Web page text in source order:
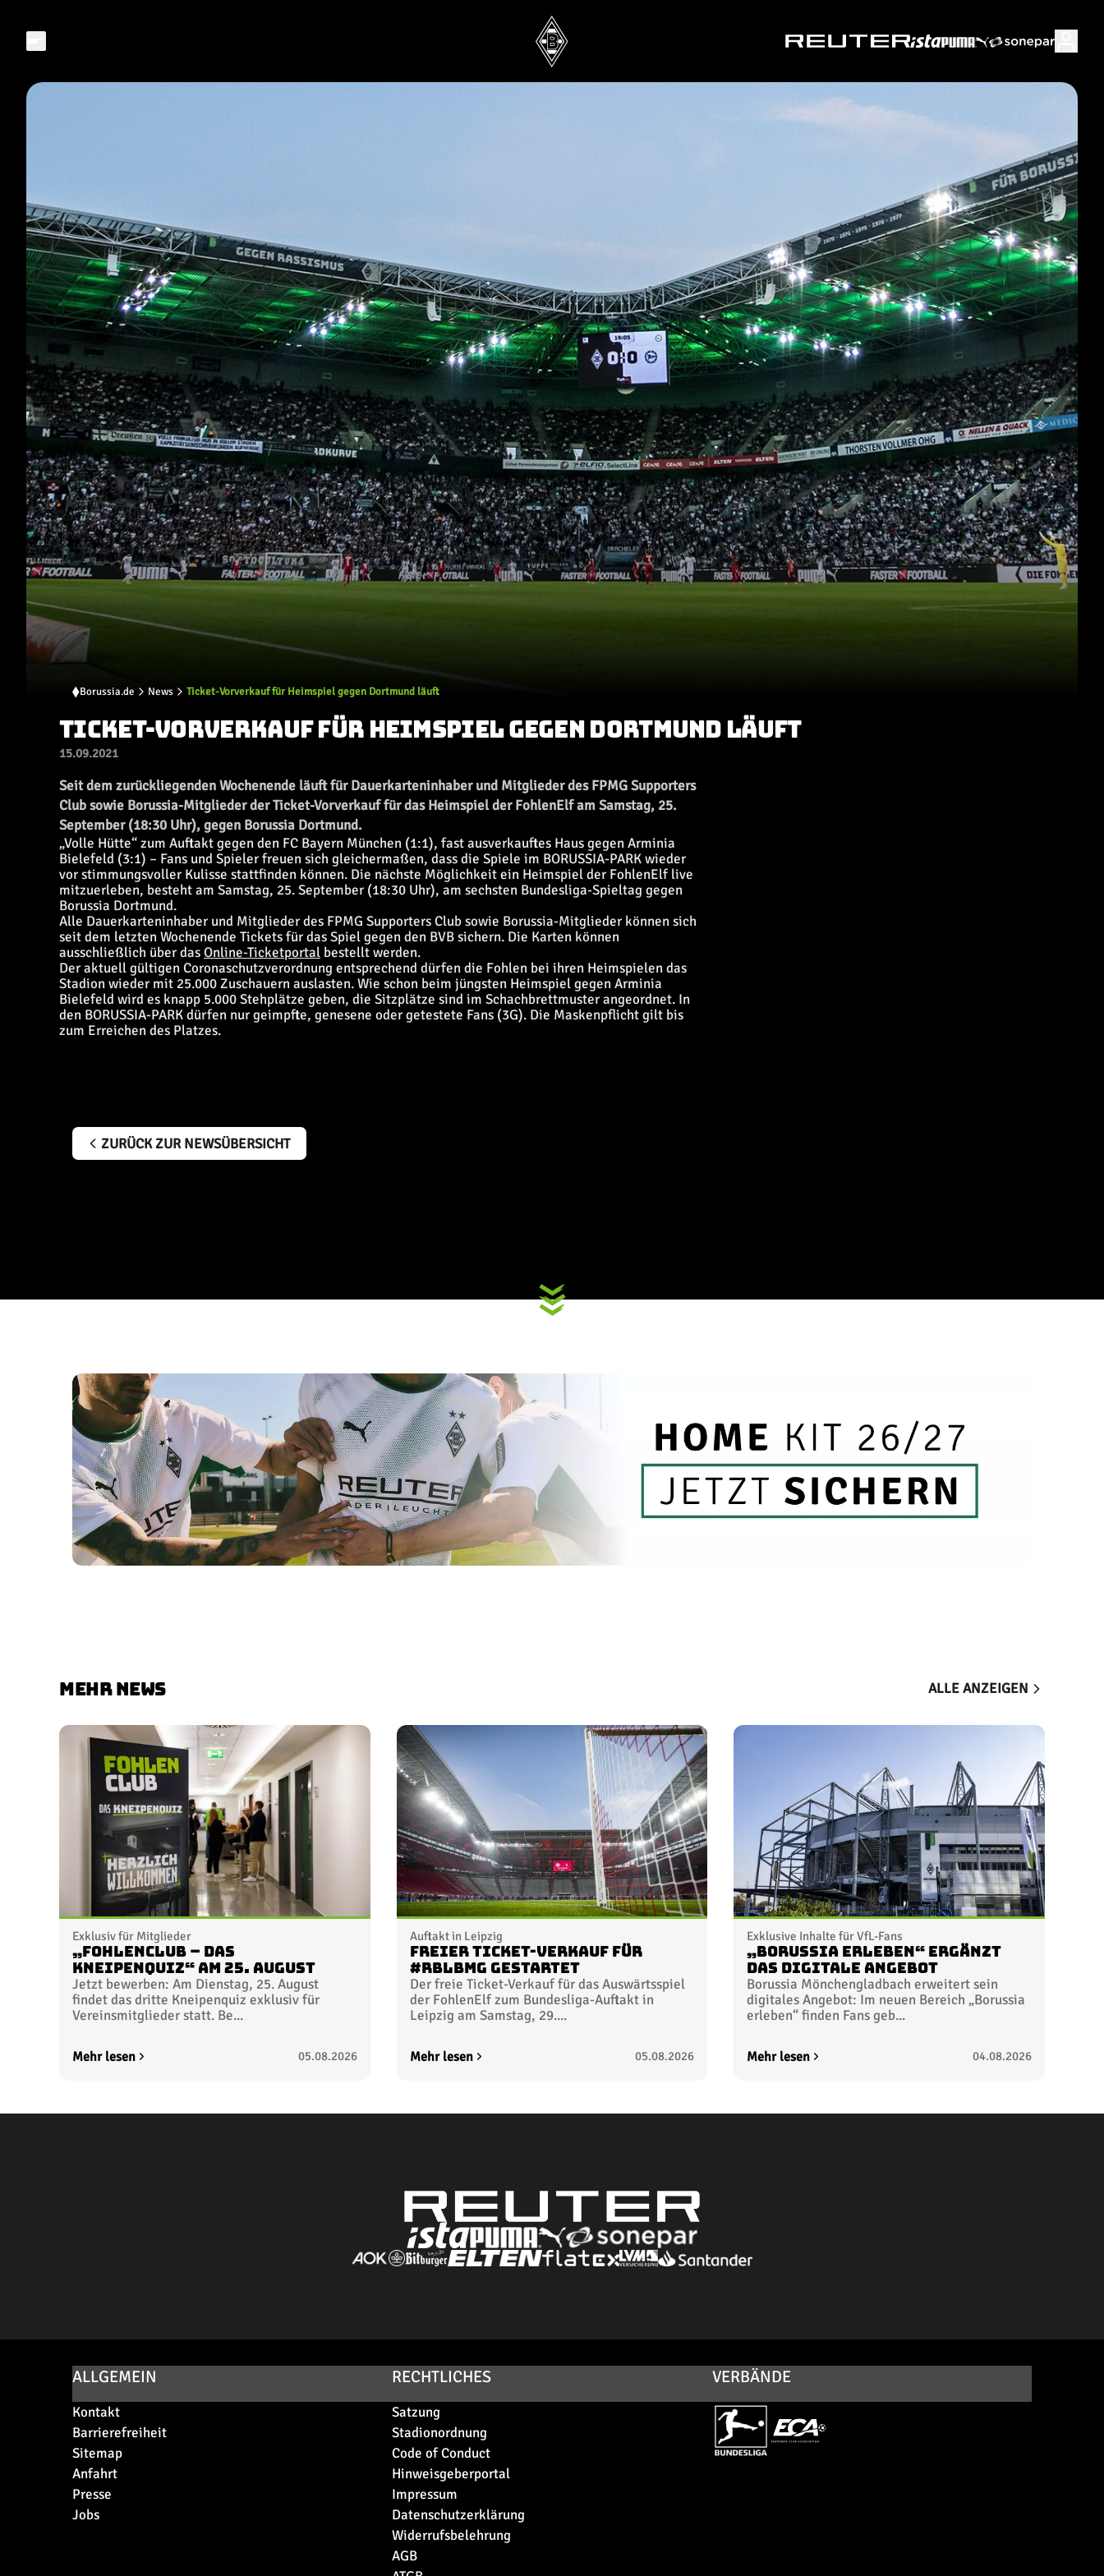
Borussia.de News Ticket-Vorverkauf für Heimspiel gegen Dortmund läuft
TICKET-VORVERKAUF FÜR HEIMSPIEL GEGEN DORTMUND LÄUFT
15.09.2021
Seit dem zurückliegenden Wochenende läuft für Dauerkarteninhaber und Mitglieder des FPMG Supporters
Club sowie Borussia-Mitglieder der Ticket-Vorverkauf für das Heimspiel der FohlenElf am Samstag, 25.
September (18:30 Uhr), gegen Borussia Dortmund.
„Volle Hütte“ zum Auftakt gegen den FC Bayern München (1:1), fast ausverkauftes Haus gegen Arminia
Bielefeld (3:1) – Fans und Spieler freuen sich gleichermaßen, dass die Spiele im BORUSSIA-PARK wieder
vor stimmungsvoller Kulisse stattfinden können. Die nächste Möglichkeit ein Heimspiel der FohlenElf live
mitzuerleben, besteht am Samstag, 25. September (18:30 Uhr), am sechsten Bundesliga-Spieltag gegen
Borussia Dortmund.
Alle Dauerkarteninhaber und Mitglieder des FPMG Supporters Club sowie Borussia-Mitglieder können sich
seit dem letzten Wochenende Tickets für das Spiel gegen den BVB sichern. Die Karten können
ausschließlich über dasOnline-Ticketportal bestellt werden.
Der aktuell gültigen Coronaschutzverordnung entsprechend dürfen die Fohlen bei ihren Heimspielen das
Stadion wieder mit 25.000 Zuschauern auslasten. Wie schon beim jüngsten Heimspiel gegen Arminia
Bielefeld wird es knapp 5.000 Stehplätze geben, die Sitzplätze sind im Schachbrettmuster angeordnet. In
den BORUSSIA-PARK dürfen nur geimpfte, genesene oder getestete Fans (3G). Die Maskenpflicht gilt bis
zum Erreichen des Platzes.
ZURÜCK ZUR NEWSÜBERSICHT
MEHR NEWS ALLE ANZEIGEN
Exklusiv für Mitglieder
„FohlenClub – Das
Kneipenquiz“ am 25. August
Jetzt bewerben: Am Dienstag, 25. August
findet das dritte Kneipenquiz exklusiv für
Vereinsmitglieder statt. Be...
Mehr lesen 05.08.2026
Auftakt in Leipzig
Freier Ticket-Verkauf für
#RBLBMG gestartet
Der freie Ticket-Verkauf für das Auswärtsspiel
der FohlenElf zum Bundesliga-Auftakt in
Leipzig am Samstag, 29....
Mehr lesen 05.08.2026
Exklusive Inhalte für VfL-Fans
„Borussia erleben“ ergänzt
das digitale Angebot
Borussia Mönchengladbach erweitert sein
digitales Angebot: Im neuen Bereich „Borussia
erleben“ finden Fans geb...
Mehr lesen 04.08.2026
ALLGEMEIN
Kontakt
Barrierefreiheit
Sitemap
Anfahrt
Presse
Jobs
RECHTLICHES
Satzung
Stadionordnung
Code of Conduct
Hinweisgeberportal
Impressum
Datenschutzerklärung
Widerrufsbelehrung
AGB
VERBÄNDE